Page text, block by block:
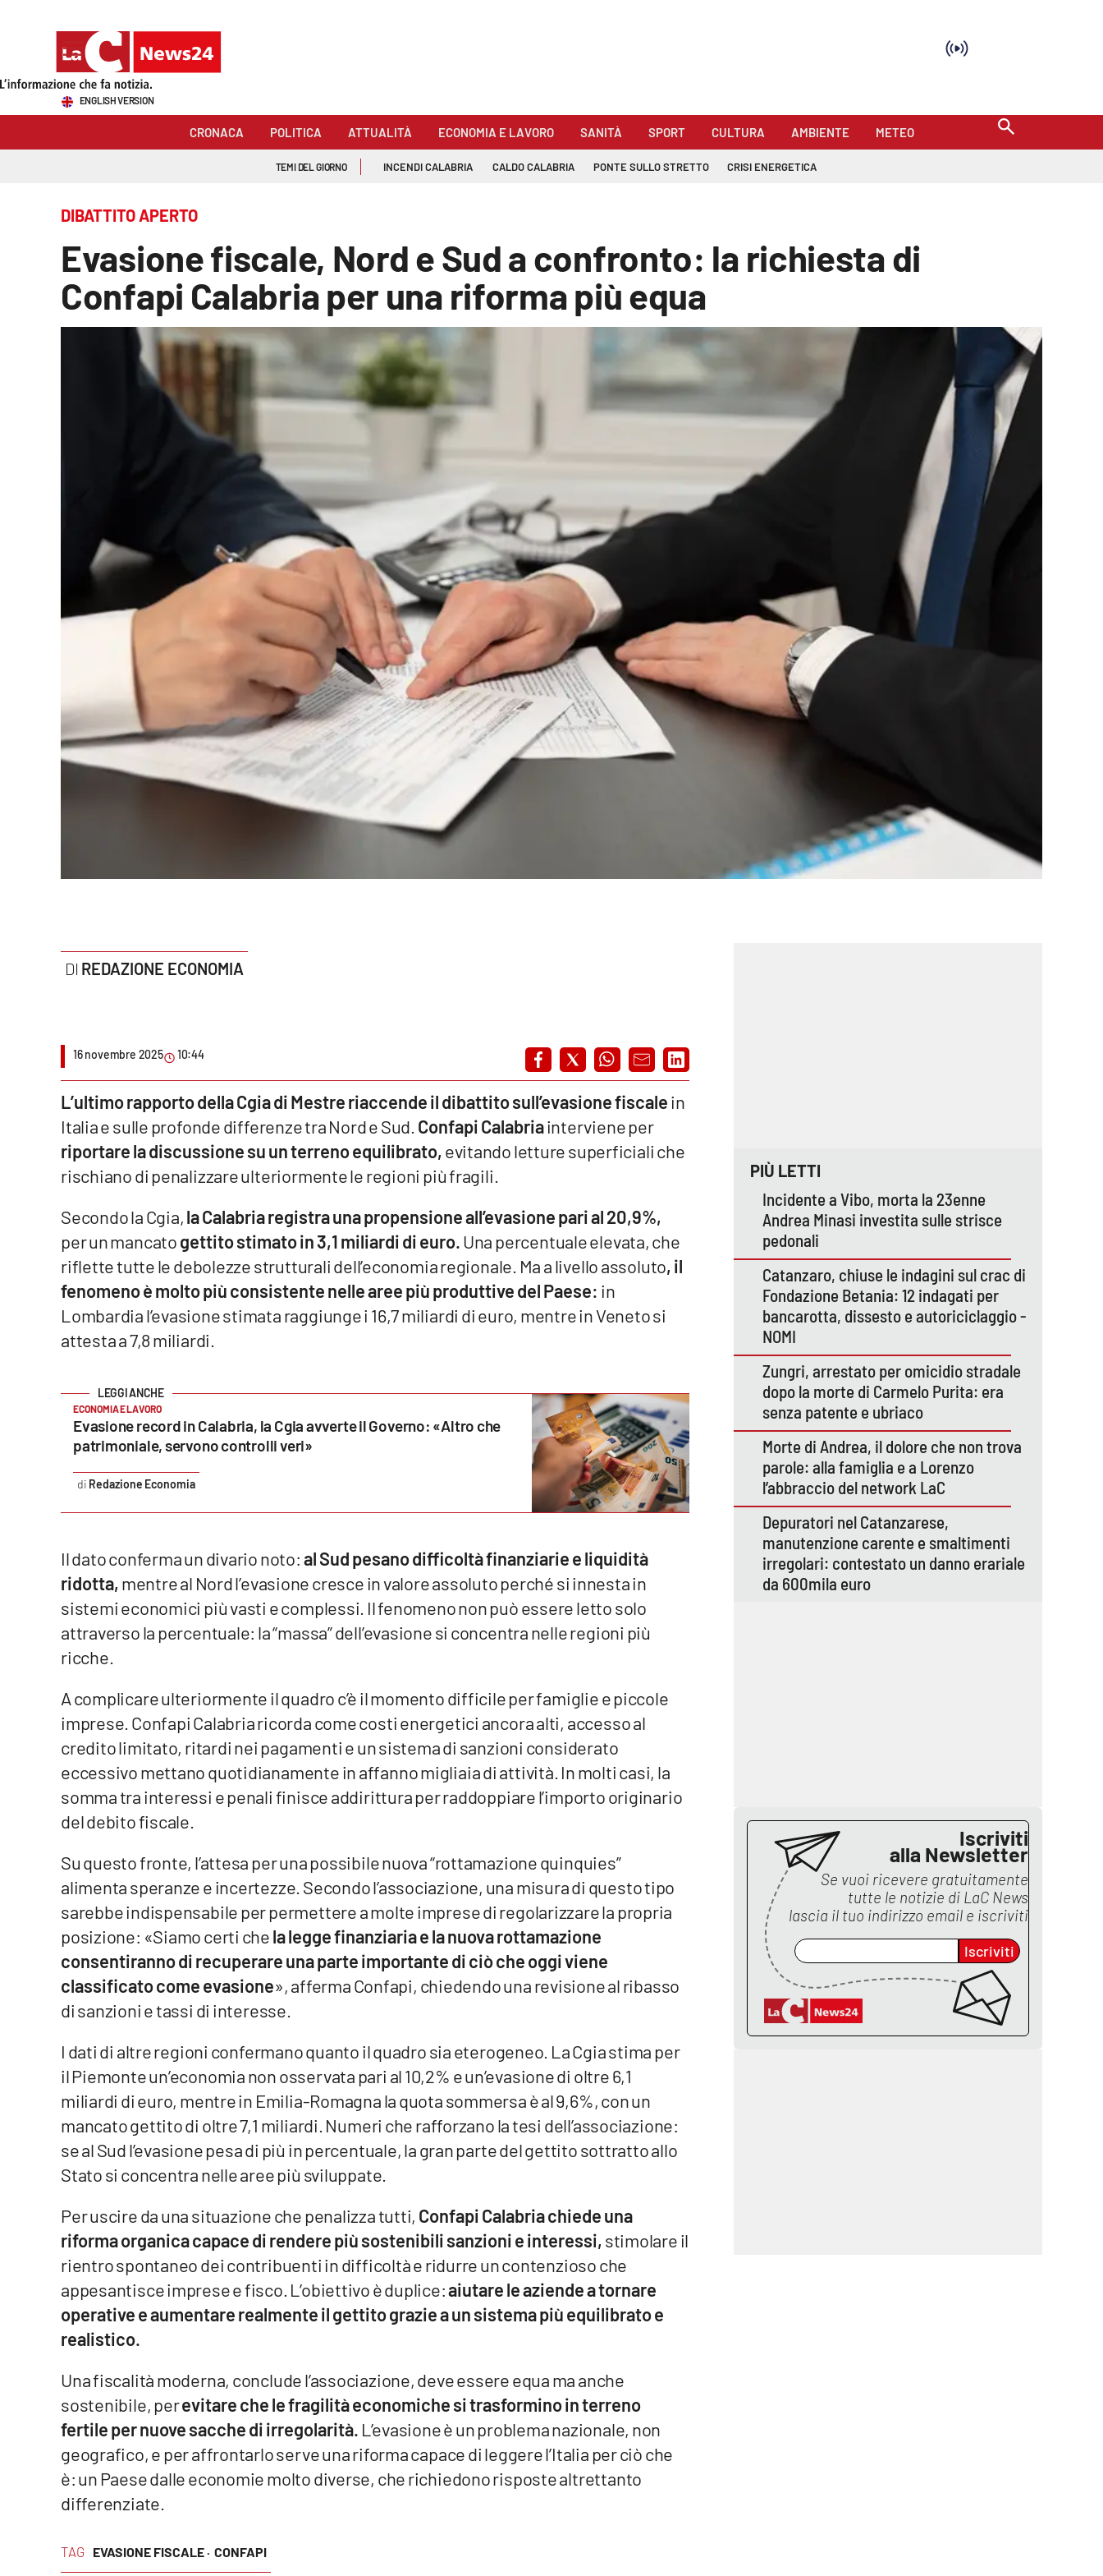
Sezioni
Economia e lavoro
Parchi Marini Calabria
Imprese Di Calabria
Le perfidie di Antonella Grippo
Venti di comunicazione
Streaming
LaC Network
Lamezia Terme
Calabriavisione
Destinazioni
Lacitymag.it
Cosenzachannel.it
Ilvibonese.it
Catanzarochannel.it
Vai
ENGLISH VERSION
CRONACA POLITICA ATTUALITÀ ECONOMIA E LAVORO SANITÀ SPORT CULTURA AMBIENTE METEO
TEMI DEL GIORNO INCENDI CALABRIA CALDO CALABRIA PONTE SULLO STRETTO CRISI ENERGETICA
DIBATTITO APERTO
Evasione fiscale, Nord e Sud a confronto: la richiesta di
Confapi Calabria per una riforma più equa
REDAZIONE ECONOMIA
16 novembre 2025 10:44
TAG EVASIONE FISCALE · CONFAPI
L’ultimo rapporto della Cgia di Mestre riaccende il dibattito sull’evasione fiscalein
Italia e sulle profonde differenze tra Nord e Sud. Confapi Calabriainterviene per
riportare la discussione su un terreno equilibrato,evitando letture superficiali che
rischiano di penalizzare ulteriormente le regioni più fragili.
Secondo la Cgia,la Calabria registra una propensione all’evasione pari al 20,9%,
per un mancatogettito stimato in 3,1 miliardi di euro.Una percentuale elevata, che
riflette tutte le debolezze strutturali dell’economia regionale. Ma a livello assoluto, il
fenomeno è molto più consistente nelle aree più produttive del Paese: in
Lombardia l’evasione stimata raggiunge i 16,7 miliardi di euro, mentre in Veneto si
attesta a 7,8 miliardi.
ECONOMIA E LAVORO
Evasione record in Calabria, la Cgia avverte il Governo: «Altro che
patrimoniale, servono controlli veri»
Redazione Economia
Il dato conferma un divario noto:al Sud pesano difficoltà finanziarie e liquidità
ridotta,mentre al Nord l’evasione cresce in valore assoluto perché si innesta in
sistemi economici più vasti e complessi. Il fenomeno non può essere letto solo
attraverso la percentuale: la “massa” dell’evasione si concentra nelle regioni più
ricche.
A complicare ulteriormente il quadro c’è il momento difficile per famiglie e piccole
imprese. Confapi Calabria ricorda come costi energetici ancora alti, accesso al
credito limitato, ritardi nei pagamenti e un sistema di sanzioni considerato
eccessivo mettano quotidianamente in affanno migliaia di attività. In molti casi, la
somma tra interessi e penali finisce addirittura per raddoppiare l’importo originario
del debito fiscale.
Su questo fronte, l’attesa per una possibile nuova “rottamazione quinquies”
alimenta speranze e incertezze. Secondo l’associazione, una misura di questo tipo
sarebbe indispensabile per permettere a molte imprese di regolarizzare la propria
posizione: «Siamo certi chela legge finanziaria e la nuova rottamazione
consentiranno di recuperare una parte importante di ciò che oggi viene
classificato come evasione», afferma Confapi, chiedendo una revisione al ribasso
di sanzioni e tassi di interesse.
I dati di altre regioni confermano quanto il quadro sia eterogeneo. La Cgia stima per
il Piemonte un’economia non osservata pari al 10,2% e un’evasione di oltre 6,1
miliardi di euro, mentre in Emilia-Romagna la quota sommersa è al 9,6%, con un
mancato gettito di oltre 7,1 miliardi. Numeri che rafforzano la tesi dell’associazione:
se al Sud l’evasione pesa di più in percentuale, la gran parte del gettito sottratto allo
Stato si concentra nelle aree più sviluppate.
Per uscire da una situazione che penalizza tutti, Confapi Calabria chiede una
riforma organica capace di rendere più sostenibili sanzioni e interessi,stimolare il
rientro spontaneo dei contribuenti in difficoltà e ridurre un contenzioso che
appesantisce imprese e fisco. L’obiettivo è duplice:aiutare le aziende a tornare
operative e aumentare realmente il gettito grazie a un sistema più equilibrato e
realistico.
Una fiscalità moderna, conclude l’associazione, deve essere equa ma anche
sostenibile, perevitare che le fragilità economiche si trasformino in terreno
fertile per nuove sacche di irregolarità. L’evasione è un problema nazionale, non
geografico, e per affrontarlo serve una riforma capace di leggere l’Italia per ciò che
è: un Paese dalle economie molto diverse, che richiedono risposte altrettanto
differenziate.
PIÙ LETTI
Incidente a Vibo, morta la 23enne
Andrea Minasi investita sulle strisce
pedonali
Catanzaro, chiuse le indagini sul crac di
Fondazione Betania: 12 indagati per
bancarotta, dissesto e autoriciclaggio -
NOMI
Zungri, arrestato per omicidio stradale
dopo la morte di Carmelo Purita: era
senza patente e ubriaco
Morte di Andrea, il dolore che non trova
parole: alla famiglia e a Lorenzo
l’abbraccio del network LaC
Depuratori nel Catanzarese,
manutenzione carente e smaltimenti
irregolari: contestato un danno erariale
da 600mila euro
Iscriviti
alla Newsletter
Se vuoi ricevere gratuitamente
tutte le notizie di LaC News
lascia il tuo indirizzo email e iscriviti
Iscriviti